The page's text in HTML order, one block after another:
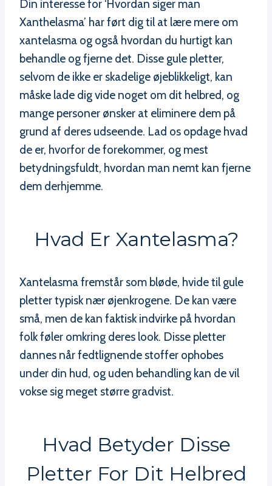
Din interesse for ‘Hvordan siger man
Xanthelasma’ har ført dig til at lære mere om
xantelasma og også hvordan du hurtigt kan
behandle og fjerne det. Disse gule pletter,
selvom de ikke er skadelige øjeblikkeligt, kan
måske lade dig vide noget om dit helbred, og
mange personer ønsker at eliminere dem på
grund af deres udseende. Lad os opdage hvad
de er, hvorfor de forekommer, og mest
betydningsfuldt, hvordan man nemt kan fjerne
dem derhjemme.
Hvad Er Xantelasma?
Xantelasma fremstår som bløde, hvide til gule
pletter typisk nær øjenkrogene. De kan være
små, men de kan faktisk indvirke på hvordan
folk føler omkring deres look. Disse pletter
dannes når fedtlignende stoffer ophobes
under din hud, og uden behandling kan de vil
vokse sig meget større gradvist.
Hvad Betyder Disse
Pletter For Dit Helbred